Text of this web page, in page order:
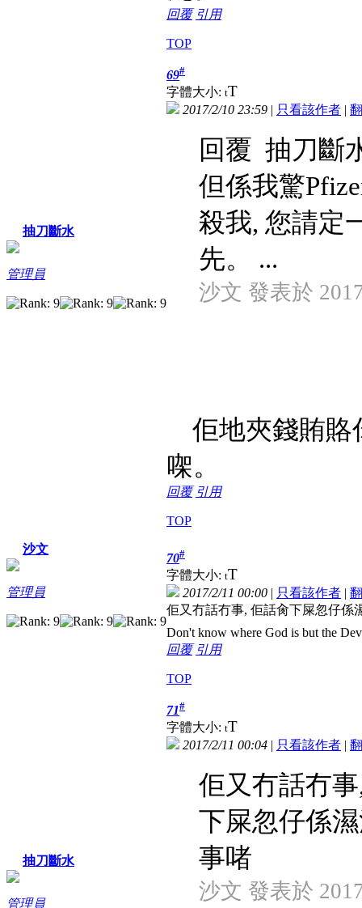
回覆 引用
TOP
抽刀斷水
管理員
69#
字體大小: tT
2017/2/10 23:59 | 只看該作者 |
回覆 抽刀斷
但係我驚
殺我, 您請定
先。 ...
沙文 發表於
佢地夾錢賄賂
㗎。
回覆 引用
TOP
沙文
管理員
70#
字體大小: tT
2017/2/11 00:00 | 只看該作者 |
佢又冇話冇事, 佢話肏下屎忽仔係
Don't know where God is but the
回覆 引用
TOP
抽刀斷水
管理員
71#
字體大小: tT
2017/2/11 00:04 | 只看該作者 |
佢又冇話冇
下屎忽仔係
事啫
沙文 發表於